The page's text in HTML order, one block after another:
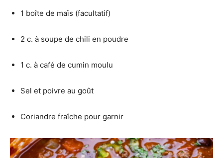
1 boîte de maïs (facultatif)
2 c. à soupe de chili en poudre
1 c. à café de cumin moulu
Sel et poivre au goût
Coriandre fraîche pour garnir